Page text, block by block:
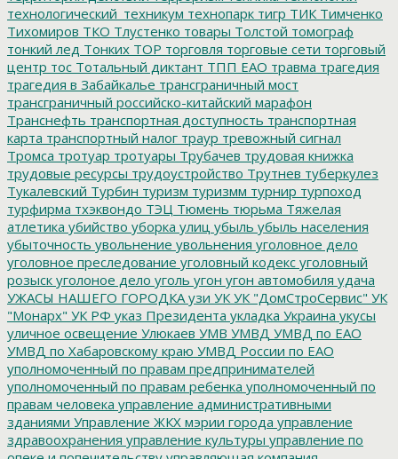
технологический_техникум технопарк тигр ТИК Тимченко
Тихомиров ТКО Тлустенко товары Толстой томограф
тонкий лед Тонких ТОР торговля торговые сети торговый
центр тос Тотальный диктант ТПП ЕАО травма трагедия
трагедия в Забайкалье трансграничный мост
трансграничный российско-китайский марафон
Транснефть транспортная доступность транспортная
карта транспортный налог траур тревожный сигнал
Тромса тротуар тротуары Трубачев трудовая книжка
трудовые ресурсы трудоустройство Трутнев туберкулез
Тукалевский Турбин туризм туризмм турнир турпоход
турфирма тхэквондо ТЭЦ Тюмень тюрьма Тяжелая
атлетика убийство уборка улиц убыль убыль населения
убыточность увольнение увольнения уголовное дело
уголовное преследование уголовный кодекс уголовный
розыск уголоное дело уголь угон угон автомобиля удача
УЖАСЫ НАШЕГО ГОРОДКА узи УК УК "ДомСтроСервис" УК
"Монарх" УК РФ указ Президента укладка Украина укусы
уличное освещение Улюкаев УМВ УМВД УМВД по ЕАО
УМВД по Хабаровскому краю УМВД России по ЕАО
уполномоченный по правам предпринимателей
уполномоченный по правам ребенка уполномоченный по
правам человека управление административными
зданиями Управление ЖКХ мэрии города управление
здравоохранения управление культуры управление по